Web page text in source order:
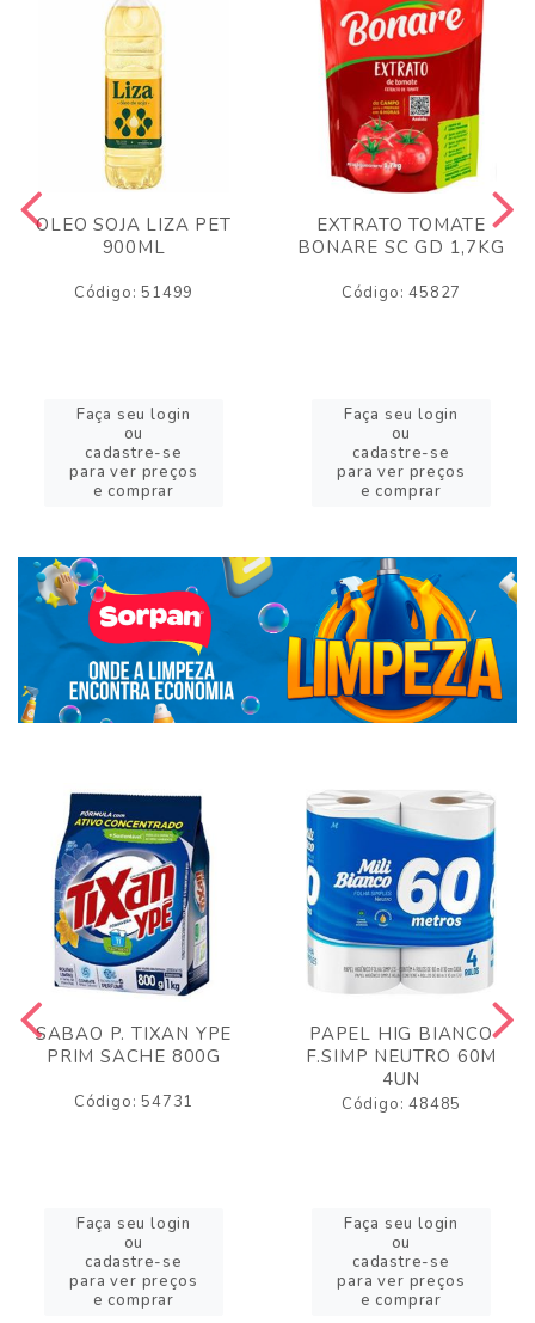
OLEO SOJA LIZA PET
900ML
Código: 51499
Faça seu login
ou
cadastre-se
para ver preços
e comprar
EXTRATO TOMATE
BONARE SC GD 1,7KG
Código: 45827
Faça seu login
ou
cadastre-se
para ver preços
e comprar
SABAO P. TIXAN YPE
PRIM SACHE 800G
Código: 54731
Faça seu login
ou
cadastre-se
para ver preços
e comprar
PAPEL HIG BIANCO
F.SIMP NEUTRO 60M
4UN
Código: 48485
Faça seu login
ou
cadastre-se
para ver preços
e comprar